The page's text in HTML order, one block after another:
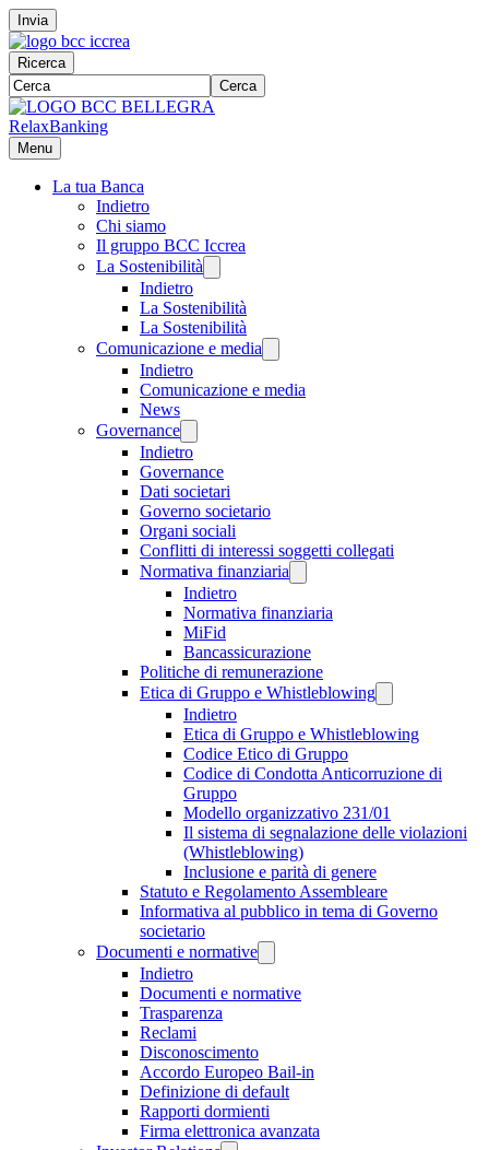
Invia
Ricerca
Cerca
RelaxBanking
Menu
La tua Banca
Indietro
Chi siamo
Il gruppo BCC Iccrea
La Sostenibilità
Indietro
La Sostenibilità
La Sostenibilità
Comunicazione e media
Indietro
Comunicazione e media
News
Governance
Indietro
Governance
Dati societari
Governo societario
Organi sociali
Conflitti di interessi soggetti collegati
Normativa finanziaria
Indietro
Normativa finanziaria
MiFid
Bancassicurazione
Politiche di remunerazione
Etica di Gruppo e Whistleblowing
Indietro
Etica di Gruppo e Whistleblowing
Codice Etico di Gruppo
Codice di Condotta Anticorruzione di
Gruppo
Modello organizzativo 231/01
Il sistema di segnalazione delle violazioni
(Whistleblowing)
Inclusione e parità di genere
Statuto e Regolamento Assembleare
Informativa al pubblico in tema di Governo
societario
Documenti e normative
Indietro
Documenti e normative
Trasparenza
Reclami
Disconoscimento
Accordo Europeo Bail-in
Definizione di default
Rapporti dormienti
Firma elettronica avanzata